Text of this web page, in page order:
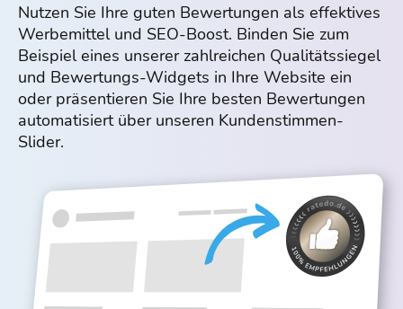
Nutzen Sie Ihre guten Bewertungen als effektives
Werbemittel und SEO-Boost. Binden Sie zum
Beispiel eines unserer zahlreichen Qualitätssiegel
und Bewertungs-Widgets in Ihre Website ein
oder präsentieren Sie Ihre besten Bewertungen
automatisiert über unseren Kundenstimmen-
Slider.